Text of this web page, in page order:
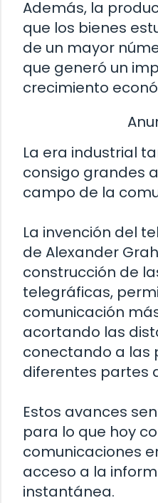
Además, la
que los bienes
de un mayor
que generó un
crecimiento
La era industrial
consigo grandes
campo de la
La invención del
de Alexander
construcción de
telegráficas,
comunicación
acortando las
conectando a las
diferentes partes
Estos avances
para lo que hoy
comunicaciones
acceso a la
instantánea.